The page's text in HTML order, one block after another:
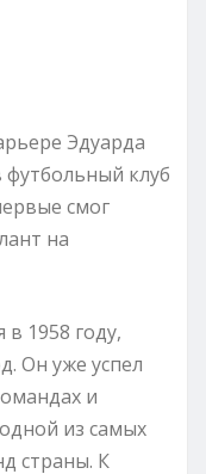
Эдуарда
футбольный клуб
смог
на
в 1958 году,
Он уже успел
и
из самых
страны. К